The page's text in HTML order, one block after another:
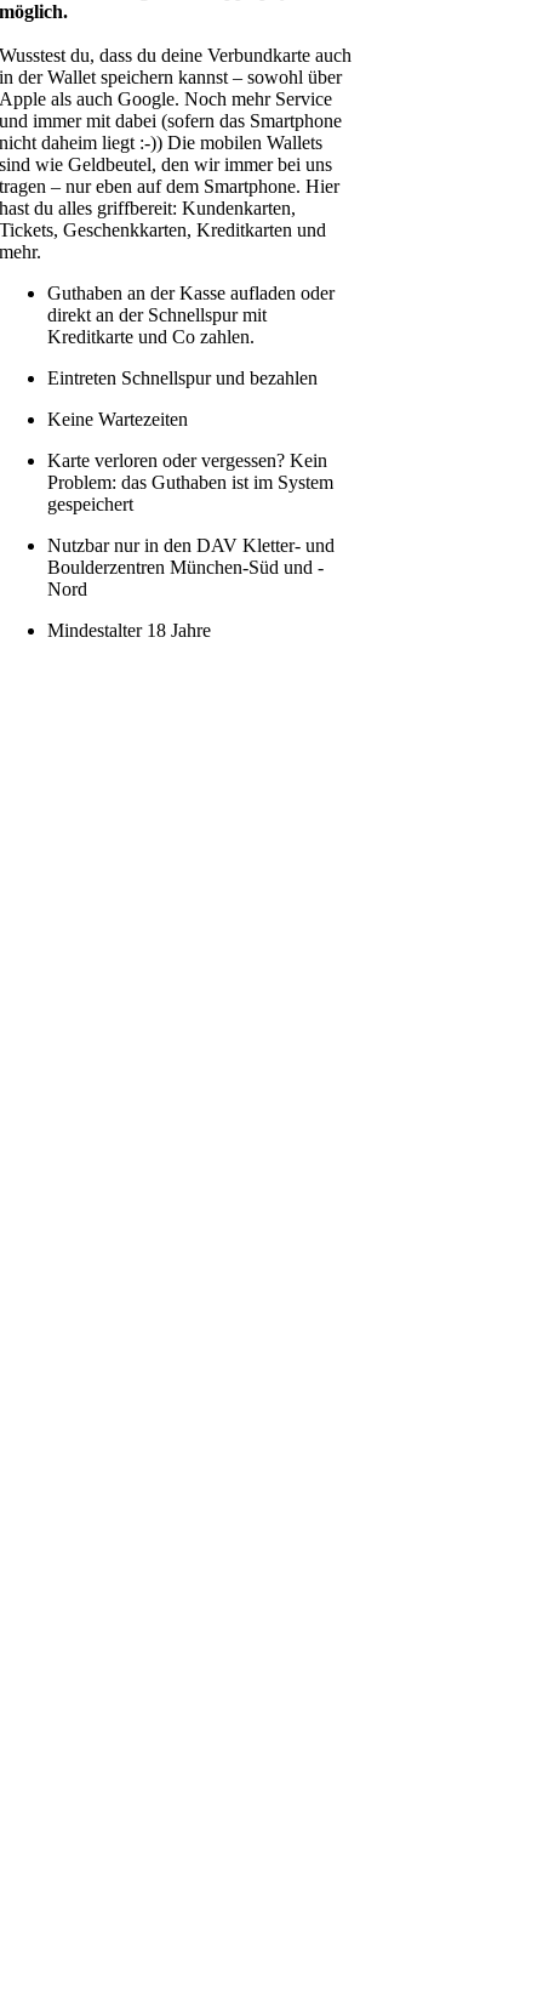
möglich.
Wusstest du, dass du deine Verbundkarte auch
in der Wallet speichern kannst – sowohl über
Apple als auch Google. Noch mehr Service
und immer mit dabei (sofern das Smartphone
nicht daheim liegt :-)) Die mobilen Wallets
sind wie Geldbeutel, den wir immer bei uns
tragen – nur eben auf dem Smartphone. Hier
hast du alles griffbereit: Kundenkarten,
Tickets, Geschenkkarten, Kreditkarten und
mehr.
Guthaben an der Kasse aufladen oder
direkt an der Schnellspur mit
Kreditkarte und Co zahlen.
Eintreten Schnellspur und bezahlen
Keine Wartezeiten
Karte verloren oder vergessen? Kein
Problem: das Guthaben ist im System
gespeichert
Nutzbar nur in den DAV Kletter- und
Boulderzentren München-Süd und -
Nord
Mindestalter 18 Jahre